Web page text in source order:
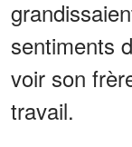
sentiments
voir son
travail.